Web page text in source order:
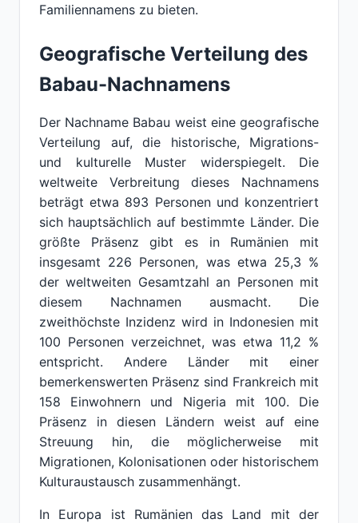
Familiennamens zu bieten.
Geografische Verteilung des
Babau-Nachnamens
Der Nachname Babau weist eine geografische
Verteilung auf, die historische, Migrations-
und kulturelle Muster widerspiegelt. Die
weltweite Verbreitung dieses Nachnamens
beträgt etwa 893 Personen und konzentriert
sich hauptsächlich auf bestimmte Länder. Die
größte Präsenz gibt es in Rumänien mit
insgesamt 226 Personen, was etwa 25,3 %
der weltweiten Gesamtzahl an Personen mit
diesem Nachnamen ausmacht. Die
zweithöchste Inzidenz wird in Indonesien mit
100 Personen verzeichnet, was etwa 11,2 %
entspricht. Andere Länder mit einer
bemerkenswerten Präsenz sind Frankreich mit
158 Einwohnern und Nigeria mit 100. Die
Präsenz in diesen Ländern weist auf eine
Streuung hin, die möglicherweise mit
Migrationen, Kolonisationen oder historischem
Kulturaustausch zusammenhängt.
In Europa ist Rumänien das Land mit der